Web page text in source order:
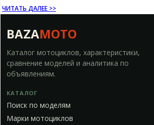
ЧИТАТЬ ДАЛЕЕ >>
BAZAMOTO
Каталог мотоциклов, характеристики,
сравнение моделей и аналитика по
объявлениям.
КАТАЛОГ
Поиск по моделям
Марки мотоциклов